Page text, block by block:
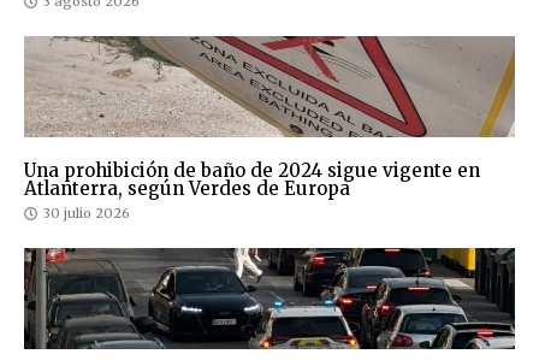
Una prohibición de baño de 2024 sigue vigente en
Atlanterra, según Verdes de Europa
30 julio 2026